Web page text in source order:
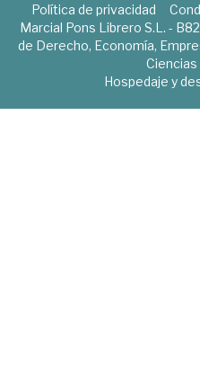
Política de privacidad
Marcial Pons Librero S.L. -
de Derecho, Economía,
Ciencias
Hospedaje y